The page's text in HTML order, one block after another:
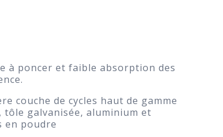
à poncer et faible absorption des
couche de cycles haut de gamme
galvanisée, aluminium et
en poudre